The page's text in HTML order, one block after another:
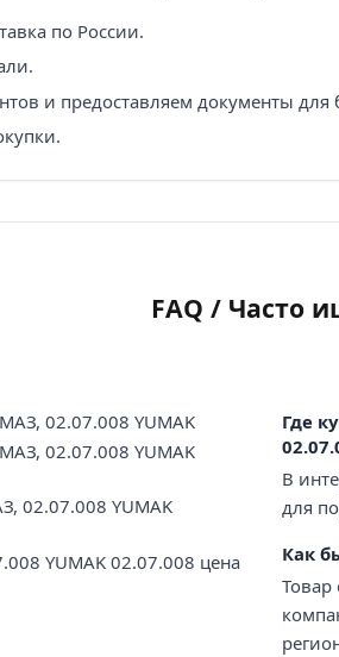
по России.
и предоставляем документы для
FAQ / Часто
02.07.008 YUMAK
02.07.008 YUMAK
02.07.008 YUMAK
YUMAK 02.07.008 цена
Где
В
для
Как
Товар